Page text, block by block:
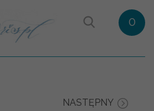
0
NASTĘPNY